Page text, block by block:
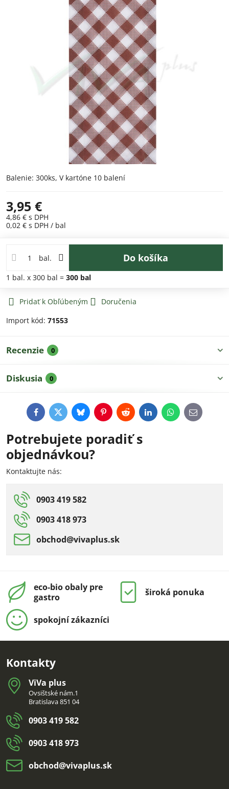
Balenie: 300ks, V kartóne 10 balení
3,95 €
4,86 € s DPH
0,02 € s DPH / bal
bal. Do košíka
1 bal. x 300 bal = 300 bal
Pridať k Obľúbeným
Doručenia
Import kód: 71553
Recenzie 0
Diskusia 0
FacebookTwitterBlueskyPinterestRedditLinkedInWhatsApp
E-
mail
Potrebujete poradiť s
objednávkou?
Kontaktujte nás:
0903 419 582
0903 418 973
obchod​@vivaplus​.sk
eco-bio obaly pre
gastro
široká ponuka
spokojní zákazníci
Kontakty
ViVa plus
Ovsištské nám.1
Bratislava 851 04
0903 419 582
0903 418 973
obchod​@vivaplus​.sk